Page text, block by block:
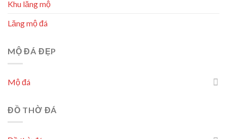
Khu lăng mộ
Lăng mộ đá
MỘ ĐÁ ĐẸP
Mộ đá
ĐỒ THỜ ĐÁ